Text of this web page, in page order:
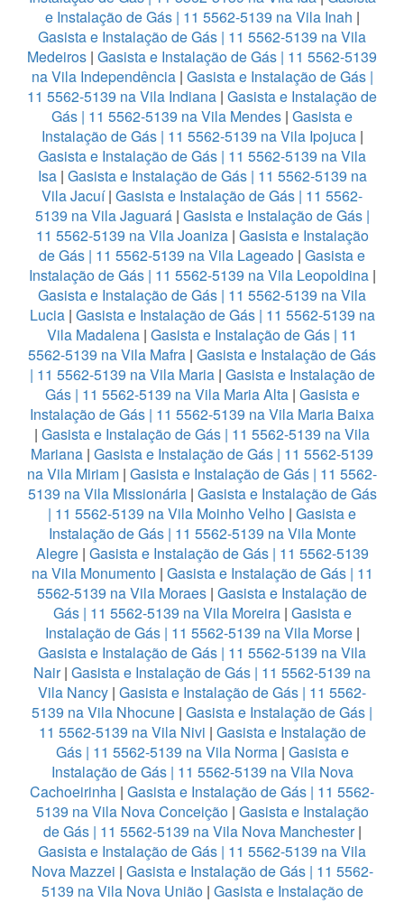
e Instalação de Gás | 11 5562-5139 na Vila Inah |
Gasista e Instalação de Gás | 11 5562-5139 na Vila
Medeiros | Gasista e Instalação de Gás | 11 5562-5139
na Vila Independência| Gasista e Instalação de Gás |
11 5562-5139 na Vila Indiana | Gasista e Instalação de
Gás | 11 5562-5139 na Vila Mendes | Gasista e
Instalação de Gás | 11 5562-5139 na Vila Ipojuca|
Gasista e Instalação de Gás | 11 5562-5139 na Vila
Isa| Gasista e Instalação de Gás | 11 5562-5139 na
Vila Jacuí| Gasista e Instalação de Gás | 11 5562-
5139 na Vila Jaguará| Gasista e Instalação de Gás |
11 5562-5139 na Vila Joaniza| Gasista e Instalação
de Gás | 11 5562-5139 na Vila Lageado | Gasista e
Instalação de Gás | 11 5562-5139 na Vila Leopoldina|
Gasista e Instalação de Gás | 11 5562-5139 na Vila
Lucia| Gasista e Instalação de Gás | 11 5562-5139 na
Vila Madalena | Gasista e Instalação de Gás | 11
5562-5139 na Vila Mafra | Gasista e Instalação de Gás
| 11 5562-5139 na Vila Maria| Gasista e Instalação de
Gás | 11 5562-5139 na Vila Maria Alta| Gasista e
Instalação de Gás | 11 5562-5139 na Vila Maria Baixa
| Gasista e Instalação de Gás | 11 5562-5139 na Vila
Mariana | Gasista e Instalação de Gás | 11 5562-5139
na Vila Miriam | Gasista e Instalação de Gás | 11 5562-
5139 na Vila Missionária| Gasista e Instalação de Gás
| 11 5562-5139 na Vila Moinho Velho | Gasista e
Instalação de Gás | 11 5562-5139 na Vila Monte
Alegre| Gasista e Instalação de Gás | 11 5562-5139
na Vila Monumento| Gasista e Instalação de Gás | 11
5562-5139 na Vila Moraes | Gasista e Instalação de
Gás | 11 5562-5139 na Vila Moreira| Gasista e
Instalação de Gás | 11 5562-5139 na Vila Morse|
Gasista e Instalação de Gás | 11 5562-5139 na Vila
Nair| Gasista e Instalação de Gás | 11 5562-5139 na
Vila Nancy | Gasista e Instalação de Gás | 11 5562-
5139 na Vila Nhocune | Gasista e Instalação de Gás |
11 5562-5139 na Vila Nivi | Gasista e Instalação de
Gás | 11 5562-5139 na Vila Norma| Gasista e
Instalação de Gás | 11 5562-5139 na Vila Nova
Cachoeirinha | Gasista e Instalação de Gás | 11 5562-
5139 na Vila Nova Conceição| Gasista e Instalação
de Gás | 11 5562-5139 na Vila Nova Manchester|
Gasista e Instalação de Gás | 11 5562-5139 na Vila
Nova Mazzei | Gasista e Instalação de Gás | 11 5562-
5139 na Vila Nova União| Gasista e Instalação de